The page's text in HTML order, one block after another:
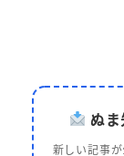
ぬ
新しい記事